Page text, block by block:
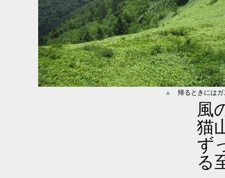
▲ 帰るときにはガ
風
猫
ず
る